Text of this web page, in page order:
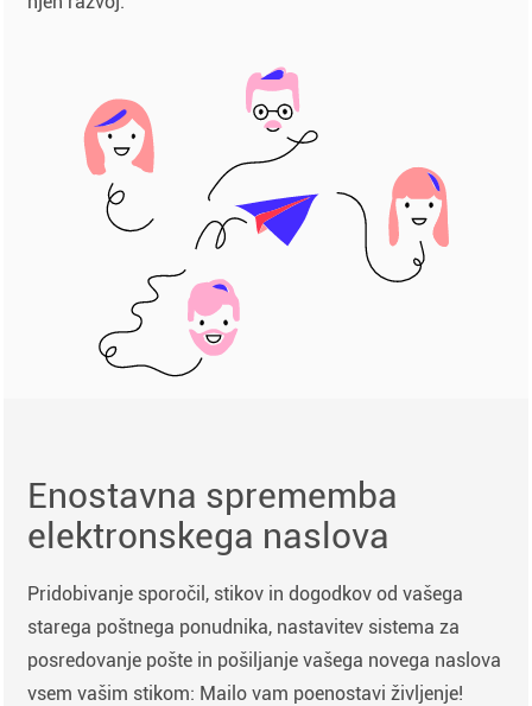
Enostavna sprememba
elektronskega naslova
Pridobivanje sporočil, stikov in dogodkov od vašega
starega poštnega ponudnika, nastavitev sistema za
posredovanje pošte in pošiljanje vašega novega naslova
vsem vašim stikom: Mailo vam poenostavi življenje!